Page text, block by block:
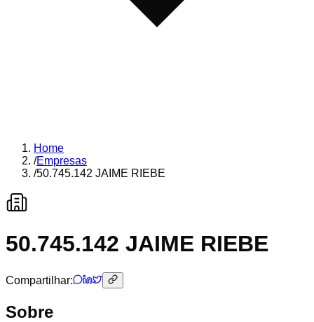
Home
/Empresas
/50.745.142 JAIME RIEBE
50.745.142 JAIME RIEBE
Compartilhar:
Sobre